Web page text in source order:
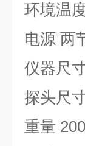
环境温
电源 两
仪器尺
探头尺
重量